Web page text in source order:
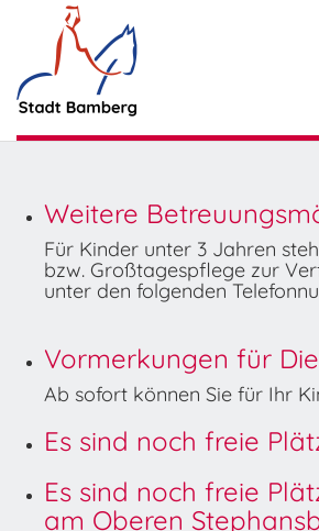
Weitere
Für Kinder unter 3 Jahren
bzw. Großtagespflege zur
unter den folgenden
Vormerkungen für
Ab sofort können Sie für Ihr
Es sind noch freie
Es sind noch freie
am Oberen